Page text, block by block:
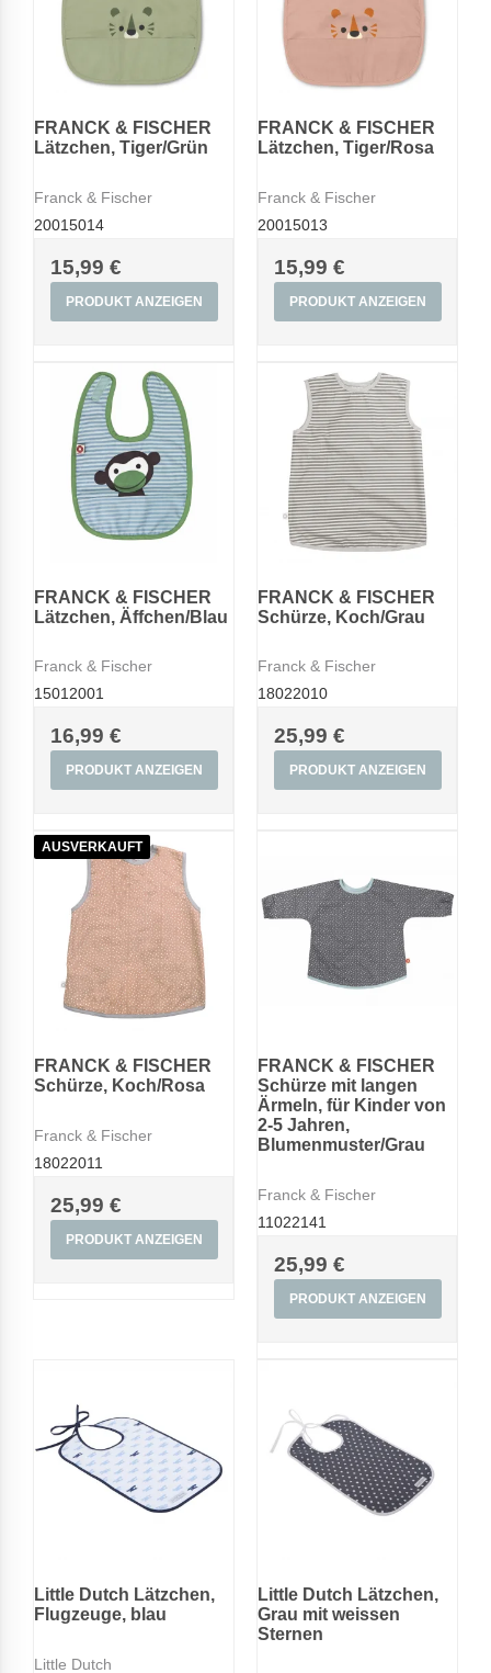
FRANCK & FISCHER
Lätzchen, Tiger/Grün
Franck & Fischer
20015014
15,99 €
PRODUKT ANZEIGEN
FRANCK & FISCHER
Lätzchen, Tiger/Rosa
Franck & Fischer
20015013
15,99 €
PRODUKT ANZEIGEN
FRANCK & FISCHER
Lätzchen, Äffchen/Blau
Franck & Fischer
15012001
16,99 €
PRODUKT ANZEIGEN
FRANCK & FISCHER
Schürze, Koch/Grau
Franck & Fischer
18022010
25,99 €
PRODUKT ANZEIGEN
AUSVERKAUFT
FRANCK & FISCHER
Schürze, Koch/Rosa
Franck & Fischer
18022011
25,99 €
PRODUKT ANZEIGEN
FRANCK & FISCHER
Schürze mit langen
Ärmeln, für Kinder von
2-5 Jahren,
Blumenmuster/Grau
Franck & Fischer
11022141
25,99 €
PRODUKT ANZEIGEN
Little Dutch Lätzchen,
Flugzeuge, blau
Little Dutch
Little Dutch Lätzchen,
Grau mit weissen
Sternen